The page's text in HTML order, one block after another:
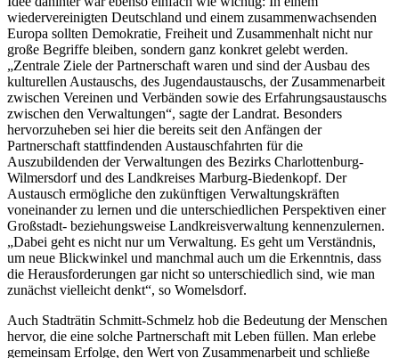
wiedervereinigten Deutschland und einem zusammenwachsenden
Europa sollten Demokratie, Freiheit und Zusammenhalt nicht nur
große Begriffe bleiben, sondern ganz konkret gelebt werden.
„Zentrale Ziele der Partnerschaft waren und sind der Ausbau des
kulturellen Austauschs, des Jugendaustauschs, der Zusammenarbeit
zwischen Vereinen und Verbänden sowie des Erfahrungsaustauschs
zwischen den Verwaltungen“, sagte der Landrat. Besonders
hervorzuheben sei hier die bereits seit den Anfängen der
Partnerschaft stattfindenden Austauschfahrten für die
Auszubildenden der Verwaltungen des Bezirks Charlottenburg-
Wilmersdorf und des Landkreises Marburg-Biedenkopf. Der
Austausch ermögliche den zukünftigen Verwaltungskräften
voneinander zu lernen und die unterschiedlichen Perspektiven einer
Großstadt- beziehungsweise Landkreisverwaltung kennenzulernen.
„Dabei geht es nicht nur um Verwaltung. Es geht um Verständnis,
um neue Blickwinkel und manchmal auch um die Erkenntnis, dass
die Herausforderungen gar nicht so unterschiedlich sind, wie man
zunächst vielleicht denkt“, so Womelsdorf.
Auch Stadträtin Schmitt-Schmelz hob die Bedeutung der Menschen
hervor, die eine solche Partnerschaft mit Leben füllen. Man erlebe
gemeinsam Erfolge, den Wert von Zusammenarbeit und schließe